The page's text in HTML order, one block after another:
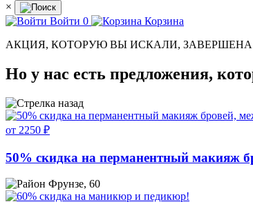
×
Войти 0
Корзина
АКЦИЯ, КОТОРУЮ ВЫ ИСКАЛИ, ЗАВЕРШЕНА
Но у нас есть предложения,
от 2250 ₽
50% скидка на перманентный макияж
Фрунзе, 60